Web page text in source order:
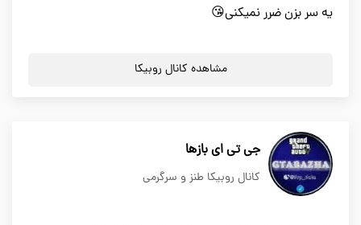
یه سر بزن ضرر نمیکنی😘
مشاهده کانال روبیکا
جی تی ای بازها
کانال روبیکا طنز و سرگرمی